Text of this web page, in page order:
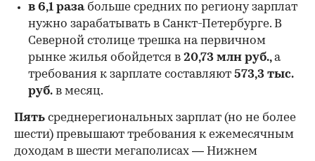
00:00 / 00:00
в 6,1 разабольше средних по региону зарплат
нужно зарабатывать в Санкт-Петербурге. В
Северной столице трешка на первичном
рынке жилья обойдется в 20,73 млн руб.,а
требования к зарплате составляют 573,3 тыс.
руб. в месяц.
Пять среднерегиональных зарплат (но не более
шести) превышают требования к ежемесячным
доходам в шести мегаполисах — Нижнем